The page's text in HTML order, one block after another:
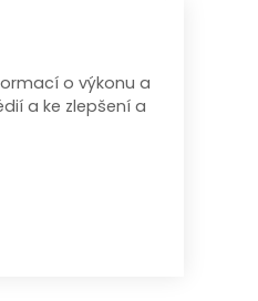
hlídání
/ ks s DPH
o výkonu a
a ke zlepšení a